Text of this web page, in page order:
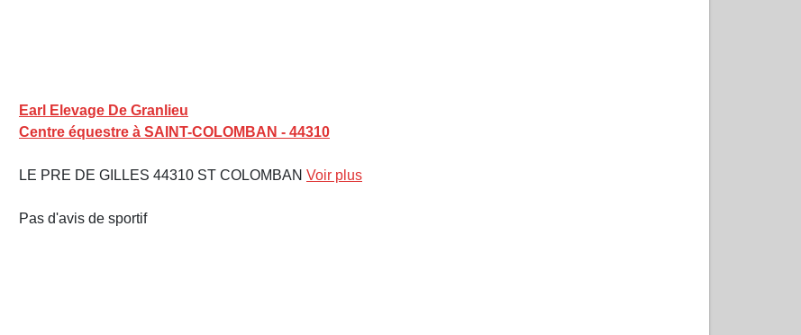
Earl Elevage De Granlieu
Centre équestre à SAINT-COLOMBAN - 44310
LE PRE DE GILLES 44310 ST COLOMBAN Voir plus
Pas d'avis de sportif